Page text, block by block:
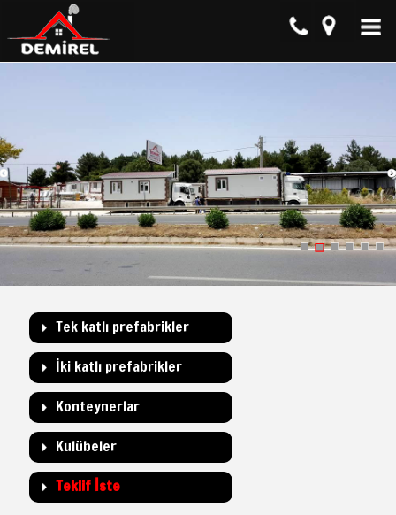
Tek katlı prefabrikler
İki katlı prefabrikler
Konteynerlar
Kulübeler
Teklif İste